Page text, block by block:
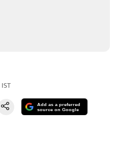
IST
Add as a preferred
source on Google